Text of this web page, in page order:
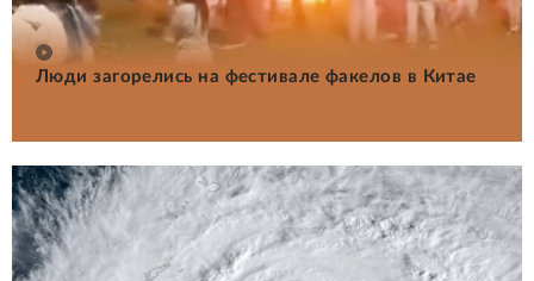
Люди загорелись на фестивале факелов в Китае